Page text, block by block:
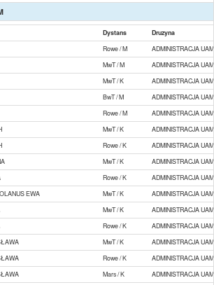
Dystans
Druzyna
Rowe / M
ADMINISTRACJA UAM
MwT / M
ADMINISTRACJA UAM
MwT / K
ADMINISTRACJA UAM
BwT / M
ADMINISTRACJA UAM
Rowe / M
ADMINISTRACJA UAM
MwT / K
ADMINISTRACJA UAM
Rowe / K
ADMINISTRACJA UAM
MwT / K
ADMINISTRACJA UAM
Rowe / K
ADMINISTRACJA UAM
EWA MwT / K
ADMINISTRACJA UAM
MwT / K
ADMINISTRACJA UAM
Rowe / K
ADMINISTRACJA UAM
MwT / K
ADMINISTRACJA UAM
Rowe / K
ADMINISTRACJA UAM
Mars / K
ADMINISTRACJA UAM